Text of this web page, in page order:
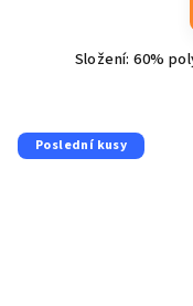
Složení: 60%
Poslední kusy